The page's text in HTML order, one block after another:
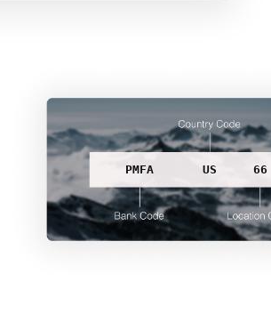
PMFA US 66